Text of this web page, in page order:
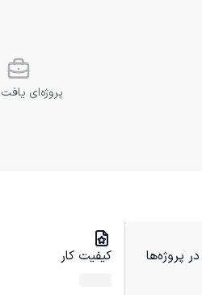
پروژه‌ای
پروژه‌ها کیفیت کار